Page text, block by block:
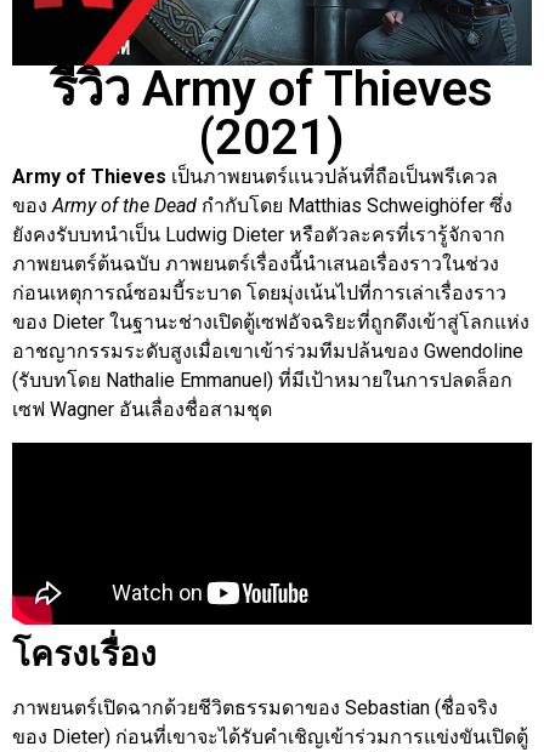
รีวิว Army of Thieves
(2021)
Army of Thieves เป็นภาพยนตร์แนวปล้นที่ถือเป็นพรีเควล
ของArmy of the Dead กำกับโดย Matthias Schweighöfer ซึ่ง
ยังคงรับบทนำเป็น Ludwig Dieter หรือตัวละครที่เรารู้จักจาก
ภาพยนตร์ต้นฉบับ ภาพยนตร์เรื่องนี้นำเสนอเรื่องราวในช่วง
ก่อนเหตุการณ์ซอมบี้ระบาด โดยมุ่งเน้นไปที่การเล่าเรื่องราว
ของ Dieter ในฐานะช่างเปิดตู้เซฟอัจฉริยะที่ถูกดึงเข้าสู่โลกแห่ง
อาชญากรรมระดับสูงเมื่อเขาเข้าร่วมทีมปล้นของ Gwendoline
(รับบทโดย Nathalie Emmanuel) ที่มีเป้าหมายในการปลดล็อก
เซฟ Wagner อันเลื่องชื่อสามชุด
โครงเรื่อง
ภาพยนตร์เปิดฉากด้วยชีวิตธรรมดาของ Sebastian (ชื่อจริง
ของ Dieter) ก่อนที่เขาจะได้รับคำเชิญเข้าร่วมการแข่งขันเปิดตู้